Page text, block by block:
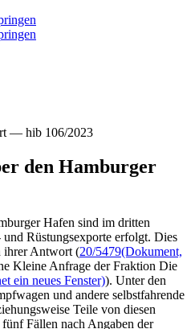
— hib 106/2023
den Hamburger
Hafen sind im dritten
Rüstungsexporte erfolgt. Dies
ihrer Antwort (20/5479(Dokument,
Kleine Anfrage der Fraktion Die
ein neues Fenster)). Unter den
und andere selbstfahrende
Teile von diesen
Fällen nach Angaben der